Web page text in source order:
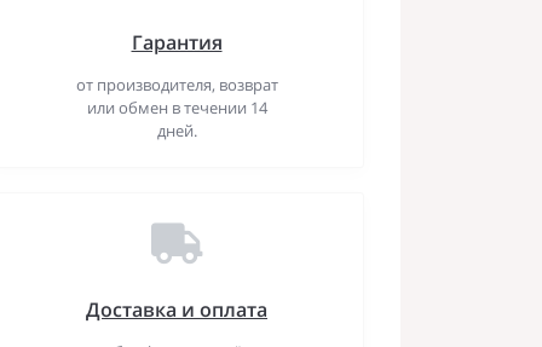
Гарантия
от производителя, возврат
или обмен в течении 14
дней.
Доставка и оплата